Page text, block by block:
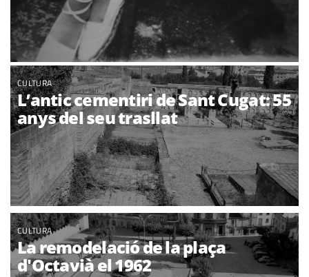
CULTURA
L’antic cementiri de Sant Cugat: 55
anys del seu trasllat
CULTURA
La remodelació de la plaça
d'Octavià el 1962